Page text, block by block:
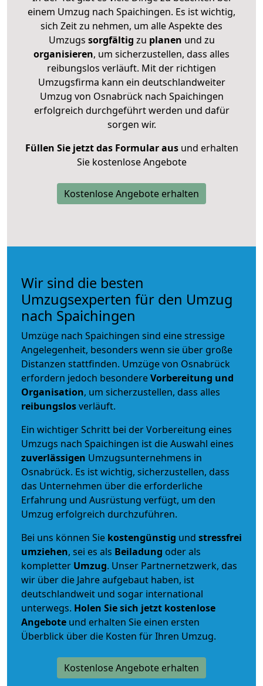
einem Umzug nach Spaichingen. Es ist wichtig,
sich Zeit zu nehmen, um alle Aspekte des
Umzugs sorgfältig zu planen und zu
organisieren, um sicherzustellen, dass alles
reibungslos verläuft. Mit der richtigen
Umzugsfirma kann ein deutschlandweiter
Umzug von Osnabrück nach Spaichingen
erfolgreich durchgeführt werden und dafür
sorgen wir.
Füllen Sie jetzt das Formular ausund erhalten
Sie kostenlose Angebote
Kostenlose Angebote erhalten
Wir sind die besten
Umzugsexperten für den Umzug
nach Spaichingen
Umzüge nach Spaichingen sind eine stressige
Angelegenheit, besonders wenn sie über große
Distanzen stattfinden. Umzüge von Osnabrück
erfordern jedoch besondereVorbereitung und
Organisation, um sicherzustellen, dass alles
reibungslosverläuft.
Ein wichtiger Schritt bei der Vorbereitung eines
Umzugs nach Spaichingen ist die Auswahl eines
zuverlässigen Umzugsunternehmens in
Osnabrück. Es ist wichtig, sicherzustellen, dass
das Unternehmen über die erforderliche
Erfahrung und Ausrüstung verfügt, um den
Umzug erfolgreich durchzuführen.
Bei uns können Sie kostengünstig und stressfrei
umziehen, sei es als Beiladung oder als
kompletter Umzug. Unser Partnernetzwerk, das
wir über die Jahre aufgebaut haben, ist
deutschlandweit und sogar international
unterwegs. Holen Sie sich jetzt kostenlose
Angebote und erhalten Sie einen ersten
Überblick über die Kosten für Ihren Umzug.
Kostenlose Angebote erhalten